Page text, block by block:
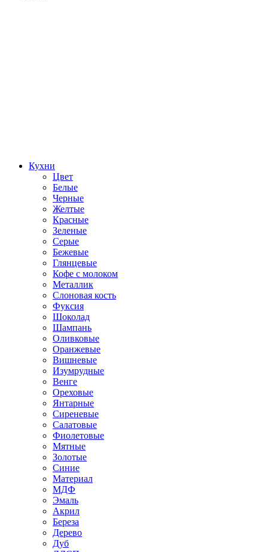
Кухни
Цвет
Белые
Черные
Желтые
Красные
Зеленые
Серые
Бежевые
Глянцевые
Кофе с молоком
Металлик
Слоновая кость
Фуксия
Шоколад
Шампань
Оливковые
Оранжевые
Вишневые
Изумрудные
Венге
Ореховые
Янтарные
Сиреневые
Салатовые
Фиолетовые
Мятные
Золотые
Синие
Материал
МДФ
Эмаль
Акрил
Береза
Дерево
Дуб